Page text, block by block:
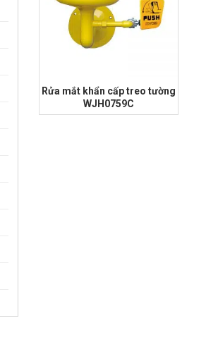
Rửa mắt khẩn cấp treo tường
WJH0759C